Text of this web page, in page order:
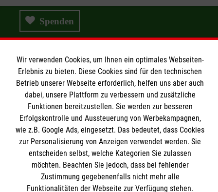
Spenden
Wir Malteser
Wir Malteser
Spenden & Helfen
Angebote & Leistungen
Kursangebote
Mitarbeiten & Aktiv werden
Informationen
Presse und Medien
Impressum
Malteser online
Wir verwenden Cookies, um Ihnen ein optimales Webseiten-
Erlebnis zu bieten. Diese Cookies sind für den technischen
Betrieb unserer Webseite erforderlich, helfen uns aber auch
dabei, unsere Plattform zu verbessern und zusätzliche
Funktionen bereitzustellen. Sie werden zur besseren
Erfolgskontrolle und Aussteuerung von Werbekampagnen,
wie z.B. Google Ads, eingesetzt. Das bedeutet, dass Cookies
zur Personalisierung von Anzeigen verwendet werden. Sie
entscheiden selbst, welche Kategorien Sie zulassen
möchten. Beachten Sie jedoch, dass bei fehlender
Zustimmung gegebenenfalls nicht mehr alle
Funktionalitäten der Webseite zur Verfügung stehen.